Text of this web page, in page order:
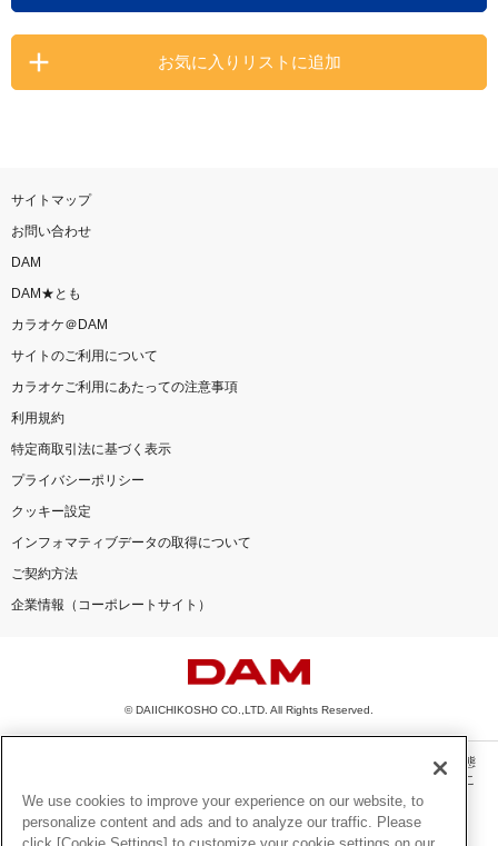
お気に入りリストに追加
サイトマップ
お問い合わせ
DAM
DAM★とも
カラオケ＠DAM
サイトのご利用について
カラオケご利用にあたっての注意事項
利用規約
特定商取引法に基づく表示
プライバシーポリシー
クッキー設定
インフォマティブデータの取得について
ご契約方法
企業情報（コーポレートサイト）
© DAIICHIKOSHO CO.,LTD. All Rights Reserved.
このサイトに掲載されている一切の文章・画像・写真・動画・音声等を、手段や形態
を問わず、著作権法の定める範囲を超えて無断で複製、転載、ファイル化などするこ
とを禁じます。
楽曲及びコンテンツは、機種によりご利用いただけない場合があります。
We use cookies to improve your experience on our website, to
personalize content and ads and to analyze our traffic. Please